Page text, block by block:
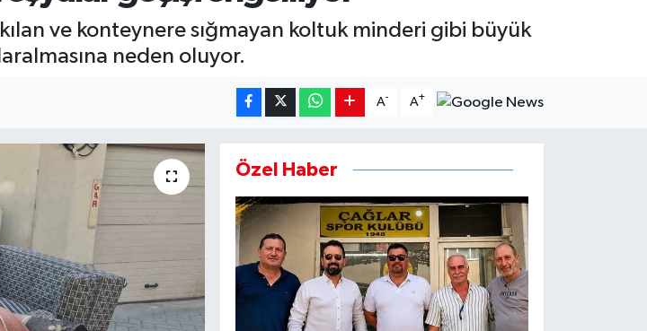
ve konteynere sığmayan koltuk minderi gibi büyük
neden oluyor.
A- A+
Özel Haber